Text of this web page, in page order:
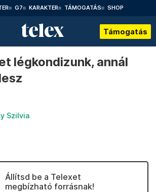
G7 KARAKTER TÁMOGATÁS SHOP
Támogatás
légkondizunk, annál
Szilvia
Állítsd be a Telexet
megbízható forrásnak!